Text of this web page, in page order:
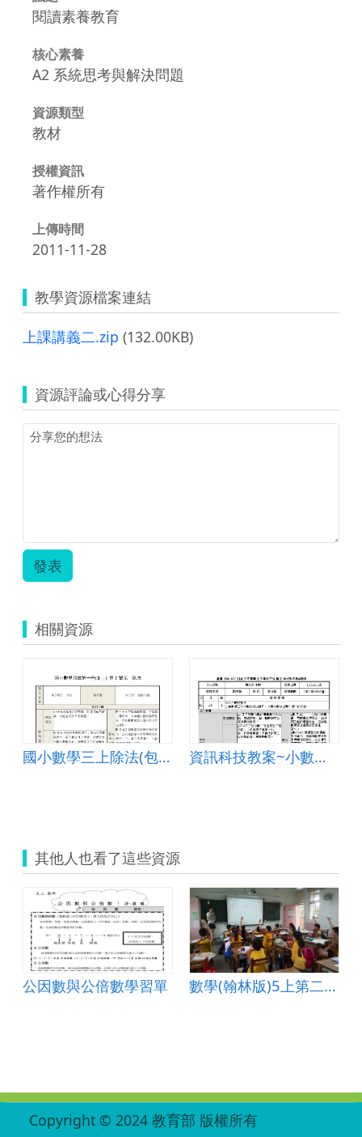
閱讀素養教育
核心素養
A2 系統思考與解決問題
資源類型
教材
授權資訊
著作權所有
上傳時間
2011-11-28
教學資源檔案連結
上課講義二.zip (132.00KB)
資源評論或心得分享
發表
相關資源
國小數學三上除法(包含除) 資訊科技教案~小數加法
其他人也看了這些資源
公因數與公倍數學習單 數學(翰林版)5上第二單元2-3最大公因數
Copyright © 2024 教育部 版權所有